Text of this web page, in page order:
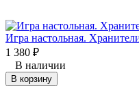
Игра настольная.
1 380 ₽
В наличии
В корзину